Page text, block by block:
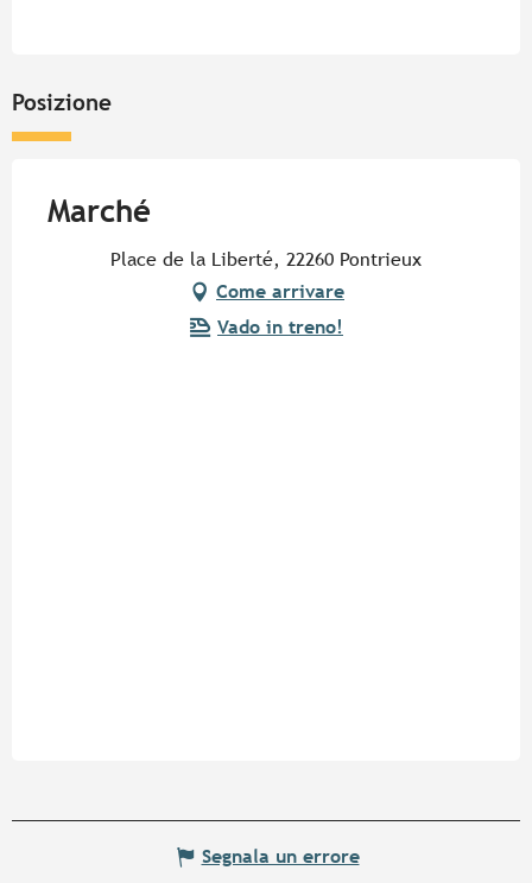
Posizione
Marché
Place de la Liberté, 22260 Pontrieux
Come arrivare
Vado in treno!
Segnala un errore